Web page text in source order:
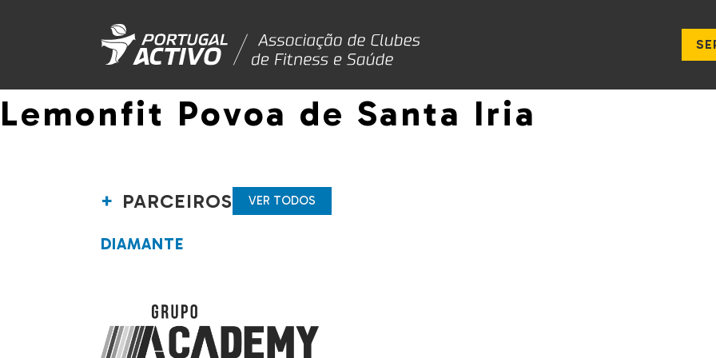
Lemonfit Povoa de Santa Iria
PARCEIROS VER TODOS
DIAMANTE